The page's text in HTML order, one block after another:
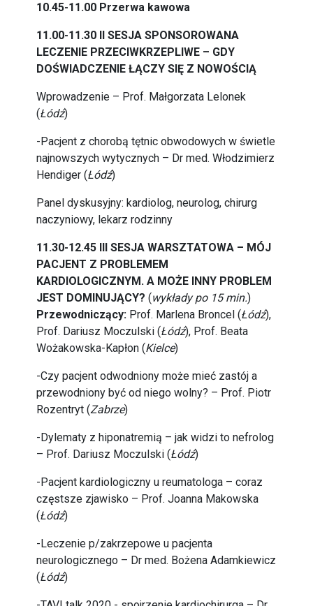
10.45-11.00 Przerwa kawowa
11.00-11.30 II SESJA SPONSOROWANA
LECZENIE PRZECIWKRZEPLIWE – GDY
DOŚWIADCZENIE ŁĄCZY SIĘ Z NOWOŚCIĄ
Wprowadzenie – Prof. Małgorzata Lelonek
(Łódź)
-Pacjent z chorobą tętnic obwodowych w świetle
najnowszych wytycznych – Dr med. Włodzimierz
Hendiger (Łódź)
Panel dyskusyjny: kardiolog, neurolog, chirurg
naczyniowy, lekarz rodzinny
11.30-12.45 III SESJA WARSZTATOWA – MÓJ
PACJENT Z PROBLEMEM
KARDIOLOGICZNYM. A MOŻE INNY PROBLEM
JEST DOMINUJĄCY?(wykłady po 15 min.)
Przewodniczący: Prof. Marlena Broncel (Łódź),
Prof. Dariusz Moczulski (Łódź), Prof. Beata
Wożakowska-Kapłon (Kielce)
-Czy pacjent odwodniony może mieć zastój a
przewodniony być od niego wolny? – Prof. Piotr
Rozentryt (Zabrze)
-Dylematy z hiponatremią – jak widzi to nefrolog
– Prof. Dariusz Moczulski (Łódź)
-Pacjent kardiologiczny u reumatologa – coraz
częstsze zjawisko – Prof. Joanna Makowska
(Łódź)
-Leczenie p/zakrzepowe u pacjenta
neurologicznego – Dr med. Bożena Adamkiewicz
(Łódź)